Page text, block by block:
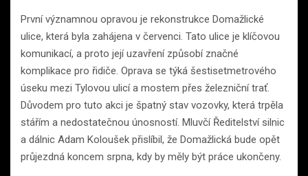
První významnou opravou je rekonstrukce Domažlické
ulice, která byla zahájena v červenci. Tato ulice je klíčovou
komunikací, a proto její uzavření způsobí značné
komplikace pro řidiče. Oprava se týká šestisetmetrového
úseku mezi Tylovou ulicí a mostem přes železniční trať.
Důvodem pro tuto akci je špatný stav vozovky, která trpěla
stářím a nedostatečnou únosností. Mluvčí Ředitelství silnic
a dálnic Adam Koloušek přislíbil, že Domažlická bude opět
průjezdná koncem srpna, kdy by měly být práce ukončeny.